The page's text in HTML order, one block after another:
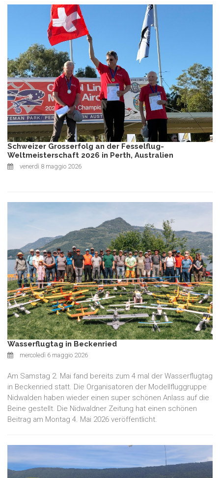
Schweizer Grosserfolg an der Fesselflug-
Weltmeisterschaft 2026 in Perth, Australien
venerdì 8 maggio 2026
Wasserflugtag in Beckenried
mercoledì 6 maggio 2026
Am Samstag 2. Mai fand bereits zum 4 mal der Wasserflugtag
in Beckenried statt. Die Organisatoren der Modellfluggruppe
Nidwalden haben wieder einen super schönen Anlass auf die
Beine gestellt. Die Nidwaldner Zeitung hat einen schönen
Beitrag am Montag 4. Mai 2026 veröffentlicht.